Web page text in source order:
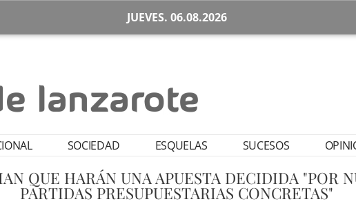
JUEVES. 06.08.2026
SOCIEDAD ESQUELAS SUCESOS
QUE HARÁN UNA APUESTA DECIDIDA "POR
PARTIDAS PRESUPUESTARIAS CONCRETAS"